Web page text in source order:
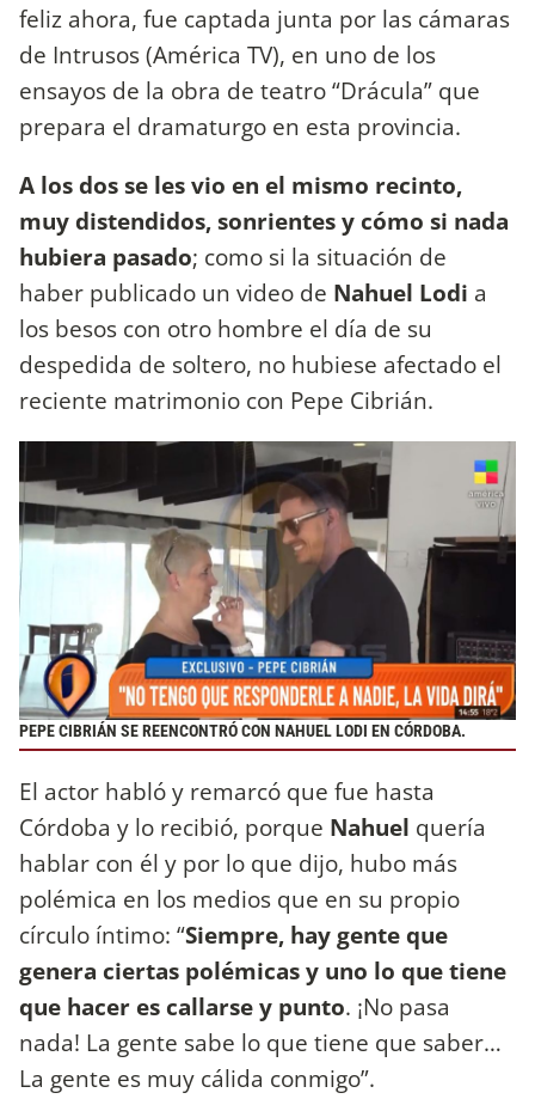
feliz ahora, fue captada junta por las cámaras
de Intrusos (América TV), en uno de los
ensayos de la obra de teatro “Drácula” que
prepara el dramaturgo en esta provincia.
A los dos se les vio en el mismo recinto,
muy distendidos, sonrientes y cómo si nada
hubiera pasado; como si la situación de
haber publicado un video de Nahuel Lodi a
los besos con otro hombre el día de su
despedida de soltero, no hubiese afectado el
reciente matrimonio con Pepe Cibrián.
PEPE CIBRIÁN SE REENCONTRÓ CON NAHUEL LODI EN CÓRDOBA.
El actor habló y remarcó que fue hasta
Córdoba y lo recibió, porque Nahuel quería
hablar con él y por lo que dijo, hubo más
polémica en los medios que en su propio
círculo íntimo: “Siempre, hay gente que
genera ciertas polémicas y uno lo que tiene
que hacer es callarse y punto. ¡No pasa
nada! La gente sabe lo que tiene que saber…
La gente es muy cálida conmigo”.